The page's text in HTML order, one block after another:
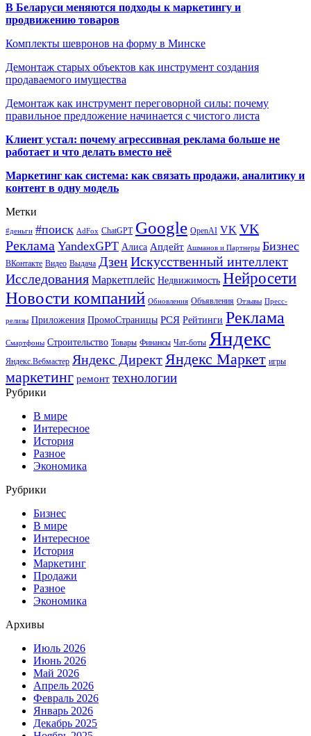
В Беларуси меняются подходы к маркетингу и
продвижению товаров
Комплекты шевронов на форму в Минске
Демонтаж старых объектов как инструмент создания
продаваемого имущества
Демонтаж как инструмент переговорной силы: почему
правильное предложение начинается с чистого листа
Клиент устал: почему агрессивная реклама больше не
работает и что делать вместо неё
Маркетинг как система: как связать продажи, аналитику и
контент в одну модель
Метки
#деньги #поиск AdFox ChatGPT Google OpenAI VK VK
Реклама YandexGPT Алиса Апдейт Ашманов и Партнеры Бизнес
ВКонтакте Видео Выдача ДзенИскусственный интеллект
Исследования Маркетплейс Недвижимость Нейросети
Новости компаний Обновления Объявления Отзывы Пресс-
релизы Приложения ПромоСтраницы РСЯ Рейтинги Реклама
Смартфоны Строительство Товары Финансы Чат-боты Яндекс
Яндекс.Вебмастер Яндекс Директ Яндекс Маркет игры
маркетинг ремонт технологии
Рубрики
В мире
Интересное
История
Разное
Экономика
Рубрики
Бизнес
В мире
Интересное
История
Маркетинг
Продажи
Разное
Экономика
Архивы
Июль 2026
Июнь 2026
Май 2026
Апрель 2026
Февраль 2026
Январь 2026
Декабрь 2025